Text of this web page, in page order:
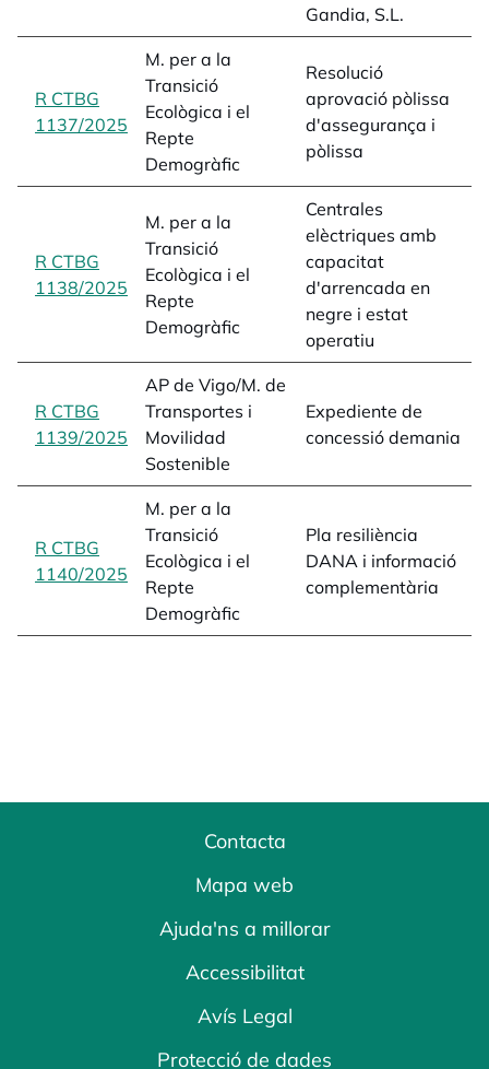
Gandia, S.L.
R CTBG
1137/2025 opens in a new tab
M. per a la
Transició
Ecològica i el
Repte
Demogràfic
Resolució
aprovació pòlissa
d'assegurança i
pòlissa
R CTBG
1138/2025 opens in a new tab
M. per a la
Transició
Ecològica i el
Repte
Demogràfic
Centrales
elèctriques amb
capacitat
d'arrencada en
negre i estat
operatiu
R CTBG
1139/2025 opens in a new tab
AP de Vigo/M. de
Transportes i
Movilidad
Sostenible
Expediente de
concessió demania
R CTBG
1140/2025 opens in a new tab
M. per a la
Transició
Ecològica i el
Repte
Demogràfic
Pla resiliència
DANA i informació
complementària
Contacta
Mapa web
Ajuda'ns a millorar
Accessibilitat
Avís Legal
Protecció de dades